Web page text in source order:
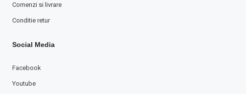
Comenzi si livrare
Conditie retur
Social Media
Facebook
Youtube